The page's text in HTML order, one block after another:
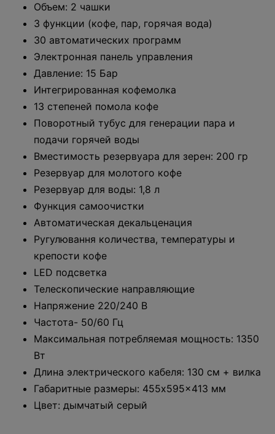
Объем: 2 чашки
3 функции (кофе, пар, горячая вода)
30 автоматических программ
Электронная панель управления
Давление: 15 Бар
Интегрированная кофемолка
13 степеней помола кофе
Поворотный тубус для генерации пара и
подачи горячей воды
Вместимость резервуара для зерен: 200 гр
Резервуар для молотого кофе
Резервуар для воды: 1,8 л
Функция самоочистки
Автоматическая декальценация
Ругулювання количества, температуры и
крепости кофе
LED подсветка
Телескопические направляющие
Напряжение 220/240 В
Частота- 50/60 Гц
Максимальная потребляемая мощность: 1350
Вт
Длина электрического кабеля: 130 см + вилка
Габаритные размеры: 455x595x413 мм
Цвет: дымчатый серый